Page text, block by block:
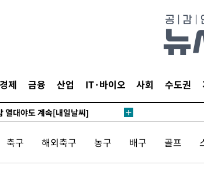
경제 금융 산업 IT·바이오 사회 수도권
스포츠윤리센터도 압수수색
도미사일…감시·경계태세 강
발생…"원인 파악 중"
대야도 계속[내일날씨]
美의 대한국 무역적자 있어"
초유의 압수수색에 '충격·당황'
축구 해외축구 농구 배구 골프